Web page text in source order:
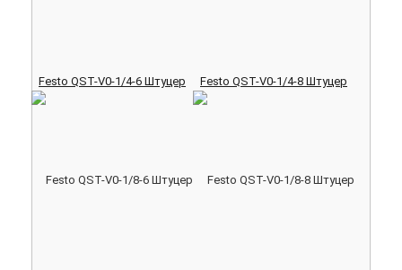
Festo QST-V0-1/4-6 Штуцер Festo QST-V0-1/4-8 Штуцер